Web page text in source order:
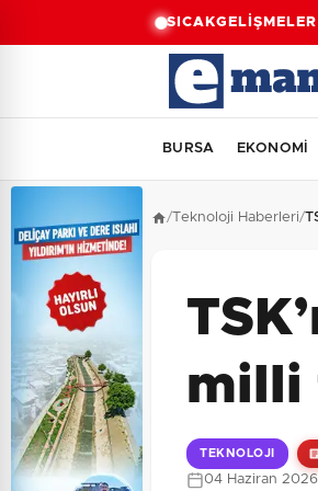
SICAKGELİŞMELER
BURSA EKONOMİ
/Teknoloji Haberleri/
milli
TEKNOLOJI
04 Haziran